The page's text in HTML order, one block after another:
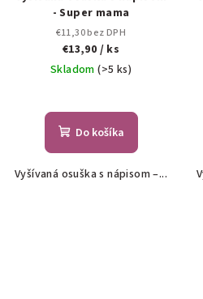
- Super mama
€11,30 bez DPH
€13,90 / ks
Skladom(>5 ks)
Do košíka
Vyšívaná osuška s nápisom –...